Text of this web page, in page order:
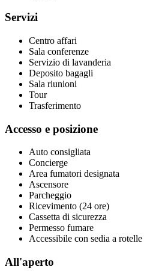
Servizi
Centro affari
Sala conferenze
Servizio di lavanderia
Deposito bagagli
Sala riunioni
Tour
Trasferimento
Accesso e posizione
Auto consigliata
Concierge
Area fumatori designata
Ascensore
Parcheggio
Ricevimento (24 ore)
Cassetta di sicurezza
Permesso fumare
Accessibile con sedia a rotelle
All'aperto